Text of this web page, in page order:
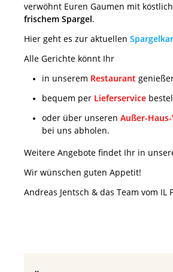
verwöhnt Euren Gaumen mit
frischem Spargel.
Hier geht es zur aktuellen
Alle Gerichte könnt Ihr
in unserem Restaurant
bequem per Lieferservice
oder über unseren Außer-
bei uns abholen.
Weitere Angebote findet Ihr in
Wir wünschen guten Appetit!
Andreas Jentsch & das Team vom IL